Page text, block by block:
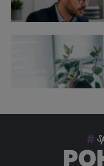
Výpověď ze zdravotních
zaměstnavatele